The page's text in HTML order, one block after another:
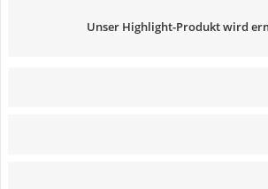
Unser Highlight-Produkt wird